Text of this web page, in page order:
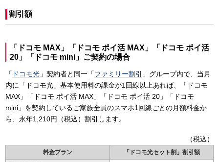
割引額
「ドコモ MAX」「ドコモ ポイ活 MAX」「ドコモ ポイ活
20」「ドコモ mini」ご契約の場合
「 ドコモ光 」契約者と同一「ファミリー割引
」グループ内で、当月
内に「ドコモ光」基本使用料の課金が1回線以上あれば、「ドコモ
MAX」「ドコモ ポイ活 MAX」「ドコモ ポイ活 20」「ドコモ
mini」を契約しているご家族全員のスマホ1回線ごとの月額料金か
ら、永年1,210円（税込）割引します。
（税込）
料金プラン 「ドコモ光セット割」割引額